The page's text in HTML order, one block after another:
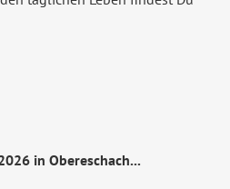
in Obereschach...